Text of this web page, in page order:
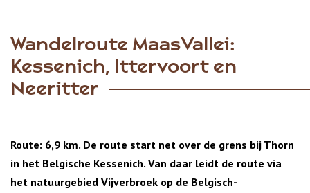
Wandelroute MaasVallei:
Kessenich, Ittervoort en
Neeritter
Route: 6,9 km. De route start net over de grens bij Thorn
in het Belgische Kessenich. Van daar leidt de route via
het natuurgebied Vijverbroek op de Belgisch-